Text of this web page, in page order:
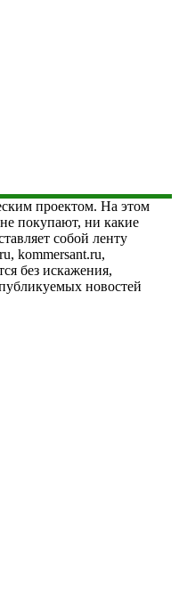
проектом. На этом
покупают, ни какие
собой ленту
kommersant.ru,
без искажения,
публикуемых новостей